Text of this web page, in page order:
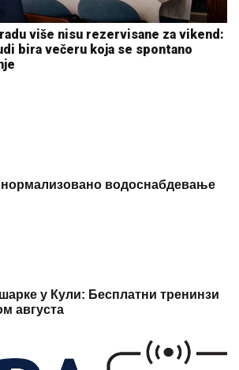
više nisu rezervisane za vikend:
bira večeru koja se spontano
водоснабдевање
у Кули: Бесплатни тренинзи
августа